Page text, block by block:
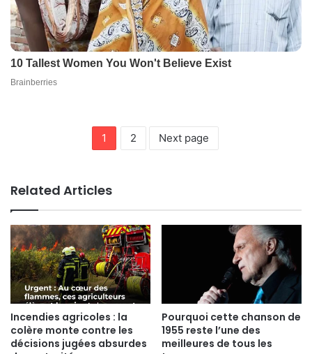
1 2 Next page
Related Articles
Incendies agricoles : la
colère monte contre les
décisions jugées absurdes
Pourquoi cette chanson de
1955 reste l’une des
meilleures de tous les